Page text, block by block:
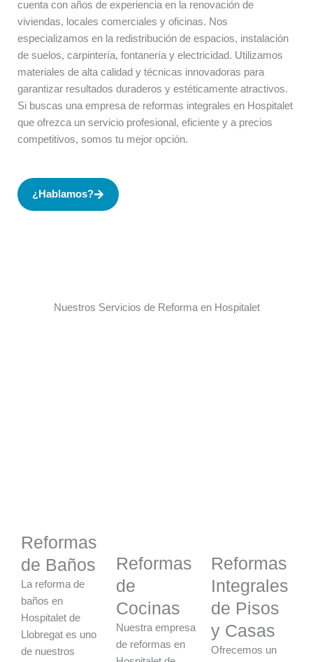
cuenta con años de experiencia en la renovación de
viviendas, locales comerciales y oficinas. Nos
especializamos en la redistribución de espacios, instalación
de suelos, carpintería, fontanería y electricidad. Utilizamos
materiales de alta calidad y técnicas innovadoras para
garantizar resultados duraderos y estéticamente atractivos.
Si buscas una empresa de reformas integrales en Hospitalet
que ofrezca un servicio profesional, eficiente y a precios
competitivos, somos tu mejor opción.
¿Hablamos?
Nuestros Servicios de Reforma en Hospitalet
Reformas
de Baños
La reforma de
baños en
Hospitalet de
Llobregat es uno
de nuestros
Reformas
de
Cocinas
Nuestra empresa
de reformas en
Reformas
Integrales
de Pisos
y Casas
Ofrecemos un